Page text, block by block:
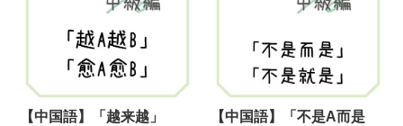
【中国語】「越来越」
【中国語】「不是A而是